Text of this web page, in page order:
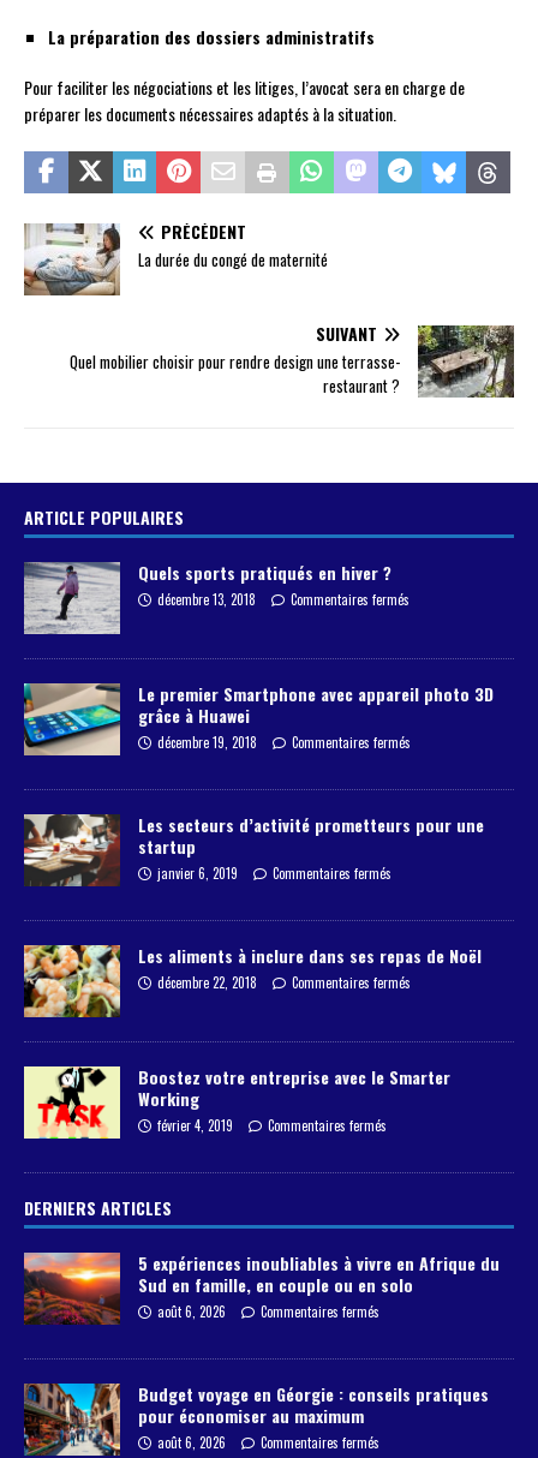
La préparation des dossiers administratifs
Pour faciliter les négociations et les litiges, l’avocat sera en charge de
préparer les documents nécessaires adaptés à la situation.
PRÉCÉDENT
La durée du congé de maternité
SUIVANT
Quel mobilier choisir pour rendre design une terrasse-
restaurant ?
ARTICLE POPULAIRES
Quels sports pratiqués en hiver ?
décembre 13, 2018 Commentaires fermés
Le premier Smartphone avec appareil photo 3D
grâce à Huawei
décembre 19, 2018 Commentaires fermés
Les secteurs d’activité prometteurs pour une
startup
janvier 6, 2019 Commentaires fermés
Les aliments à inclure dans ses repas de Noël
décembre 22, 2018 Commentaires fermés
Boostez votre entreprise avec le Smarter
Working
février 4, 2019 Commentaires fermés
DERNIERS ARTICLES
5 expériences inoubliables à vivre en Afrique du
Sud en famille, en couple ou en solo
août 6, 2026 Commentaires fermés
Budget voyage en Géorgie : conseils pratiques
pour économiser au maximum
août 6, 2026 Commentaires fermés